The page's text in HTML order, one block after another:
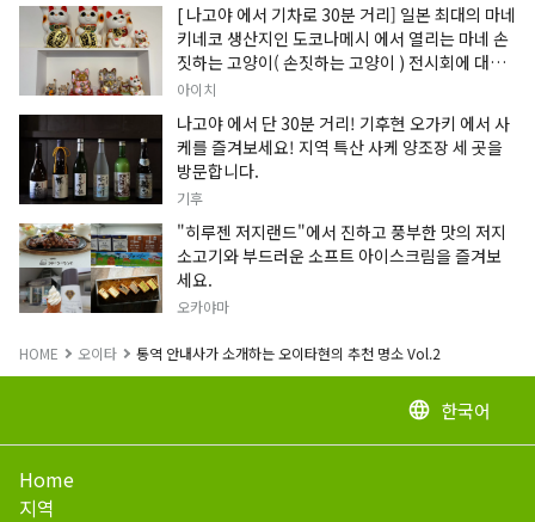
[ 나고야 에서 기차로 30분 거리] 일본 최대의 마네
키네코 생산지인 도코나메시 에서 열리는 마네 손
짓하는 고양이( 손짓하는 고양이 ) 전시회에 대한
정보입니다.
아이치
나고야 에서 단 30분 거리! 기후현 오가키 에서 사
케를 즐겨보세요! 지역 특산 사케 양조장 세 곳을
방문합니다.
기후
"히루젠 저지랜드"에서 진하고 풍부한 맛의 저지
소고기와 부드러운 소프트 아이스크림을 즐겨보
세요.
오카야마
HOME 오이타 통역 안내사가 소개하는 오이타현의 추천 명소 Vol.2
language 한국어
Home
지역